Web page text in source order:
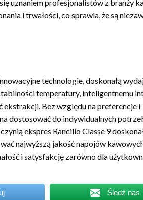
uznaniem profesjonalistów z branży
i trwałości, co sprawia, że są
technologie, doskonałą
temperatury, inteligentnemu
ekstrakcji. Bez względu na preferencje i
dostosować do indywidualnych
ekspres Rancilio Classe 9
najwyższą jakość napojów
i satysfakcję zarówno dla
Śledź nas